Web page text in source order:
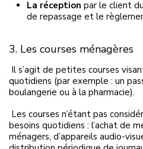
La réception par le client
de repassage et le
3. Les courses ménagères
Il s’agit de petites courses
quotidiens (par exemple : un
boulangerie ou à la pharmacie).
Les courses n’étant pas
besoins quotidiens : l’achat de
ménagers, d’appareils audio-